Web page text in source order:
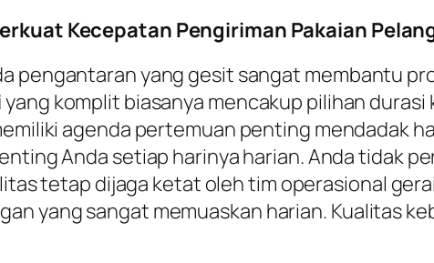
Kecepatan Pengiriman Pakaian
pengantaran yang gesit sangat membantu
yang komplit biasanya mencakup pilihan
agenda pertemuan penting mendadak
Anda setiap harinya harian. Anda tidak
tetap dijaga ketat oleh tim operasional
yang sangat memuaskan harian. Kualitas